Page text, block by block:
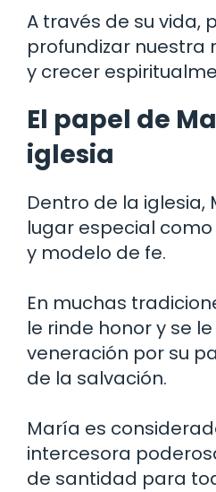
A través de su vida,
profundizar nuestra
y crecer
El papel de
iglesia
Dentro de la iglesia,
lugar especial
y modelo de fe.
En muchas
le rinde honor y se
veneración por su
de la salvación.
María es
intercesora
de santidad para